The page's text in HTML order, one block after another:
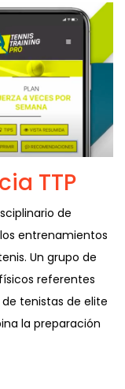
TTP
de
entrenamientos
Un grupo de
referentes
tenistas de elite
la preparación